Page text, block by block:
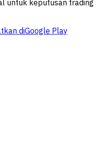
untuk keputusan trading
diGoogle Play